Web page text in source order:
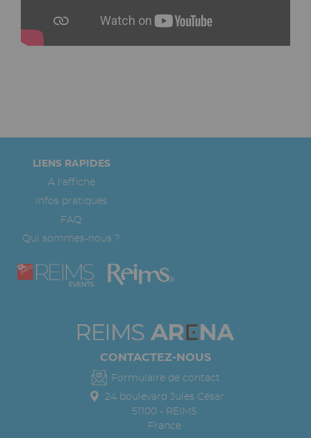
LIENS RAPIDES
A l'affiche
Infos pratiques
FAQ
Qui sommes-nous ?
CONTACTEZ-NOUS
Formulaire de contact
24 boulevard Jules César
51100- REIMS
France